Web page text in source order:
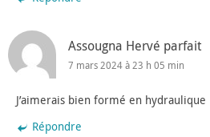
Assougna Hervé parfait
7 mars 2024 à 23 h 05 min
J’aimerais bien formé en hydraulique
Répondre